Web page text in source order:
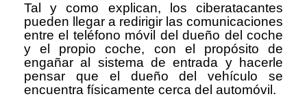
Tal y como explican, los ciberatacantes
pueden llegar a redirigir las comunicaciones
entre el teléfono móvil del dueño del coche
y el propio coche, con el propósito de
engañar al sistema de entrada y hacerle
pensar que el dueño del vehículo se
encuentra físicamente cerca del automóvil.